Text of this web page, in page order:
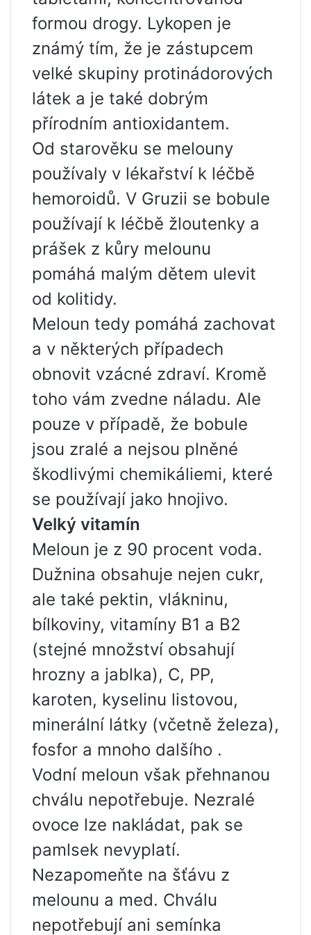
formou drogy. Lykopen je
známý tím, že je zástupcem
velké skupiny protinádorových
látek a je také dobrým
přírodním antioxidantem.
Od starověku se melouny
používaly v lékařství k léčbě
hemoroidů. V Gruzii se bobule
používají k léčbě žloutenky a
prášek z kůry melounu
pomáhá malým dětem ulevit
od kolitidy.
Meloun tedy pomáhá zachovat
a v některých případech
obnovit vzácné zdraví. Kromě
toho vám zvedne náladu. Ale
pouze v případě, že bobule
jsou zralé a nejsou plněné
škodlivými chemikáliemi, které
se používají jako hnojivo.
Velký vitamín
Meloun je z 90 procent voda.
Dužnina obsahuje nejen cukr,
ale také pektin, vlákninu,
bílkoviny, vitamíny B1 a B2
(stejné množství obsahují
hrozny a jablka), C, PP,
karoten, kyselinu listovou,
minerální látky (včetně železa),
fosfor a mnoho dalšího .
Vodní meloun však přehnanou
chválu nepotřebuje. Nezralé
ovoce lze nakládat, pak se
pamlsek nevyplatí.
Nezapomeňte na šťávu z
melounu a med. Chválu
nepotřebují ani semínka